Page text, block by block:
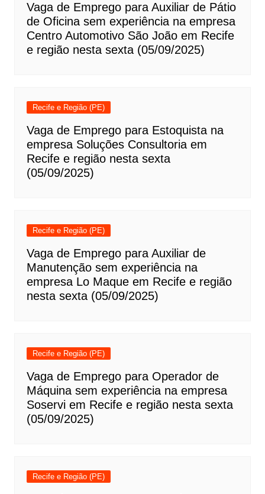
Vaga de Emprego para Auxiliar de Pátio
de Oficina sem experiência na empresa
Centro Automotivo São João em Recife
e região nesta sexta (05/09/2025)
Recife e Região (PE)
Vaga de Emprego para Estoquista na
empresa Soluções Consultoria em
Recife e região nesta sexta
(05/09/2025)
Recife e Região (PE)
Vaga de Emprego para Auxiliar de
Manutenção sem experiência na
empresa Lo Maque em Recife e região
nesta sexta (05/09/2025)
Recife e Região (PE)
Vaga de Emprego para Operador de
Máquina sem experiência na empresa
Soservi em Recife e região nesta sexta
(05/09/2025)
Recife e Região (PE)